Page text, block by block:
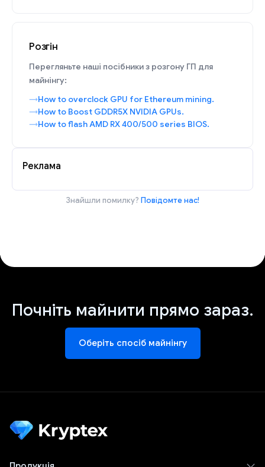
Розгін
Перегляньте наші посібники з розгону ГП для
майнінгу:
How to overclock GPU for Ethereum mining.
How to Boost GDDR5X NVIDIA GPUs.
How to flash AMD RX 400/500 series BIOS.
Реклама
Знайшли помилку? Повідомте нас!
Почніть майнити прямо зараз.
Оберіть спосіб майнінгу